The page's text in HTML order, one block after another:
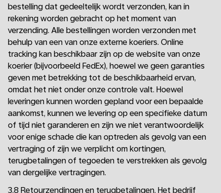
bestelling dat gedeeltelijk wordt verzonden, kan in
rekening worden gebracht op het moment van
verzending. Alle bestellingen worden verzonden met
behulp van een van onze externe koeriers. Online
tracking kan beschikbaar zijn op de website van onze
koerier (bijvoorbeeld FedEx), hoewel we geen garanties
geven met betrekking tot de beschikbaarheid ervan,
omdat het niet onder onze controle valt. Hoewel
leveringen kunnen worden gepland voor een bepaalde
aankomst, kunnen we levering op een specifieke datum
of tijd niet garanderen en zijn we niet verantwoordelijk
voor enige schade die kan optreden als gevolg van een
vertraging of zijn we verplicht om kortingen,
terugbetalingen of tegoeden te verstrekken als gevolg
van dergelijke vertragingen.
3.8 Retourzendingen en terugbetalingen. Het bedrijf